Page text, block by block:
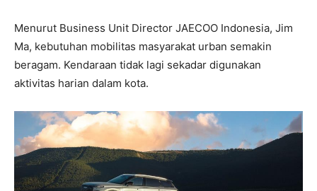
Menurut Business Unit Director JAECOO Indonesia, Jim
Ma, kebutuhan mobilitas masyarakat urban semakin
beragam. Kendaraan tidak lagi sekadar digunakan
aktivitas harian dalam kota.